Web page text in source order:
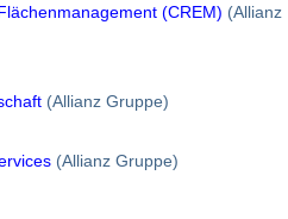
(CREM) (Allianz
(Allianz Gruppe)
(Allianz Gruppe)